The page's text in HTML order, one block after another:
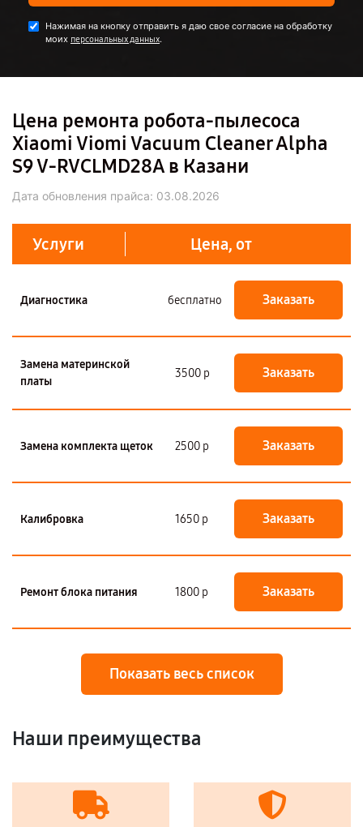
Нажимая на кнопку отправить я даю свое согласие на обработку
моих персональных данных.
Цена ремонта робота-пылесоса
Xiaomi Viomi Vacuum Cleaner Alpha
S9 V-RVCLMD28A в Казани
Дата обновления прайса: 03.08.2026
Услуги Цена, от
Диагностика бесплатно Заказать
Замена материнской
платы
3500 р Заказать
Замена комплекта щеток 2500 р Заказать
Калибровка 1650 р Заказать
Ремонт блока питания 1800 р Заказать
Показать весь список
Наши преимущества